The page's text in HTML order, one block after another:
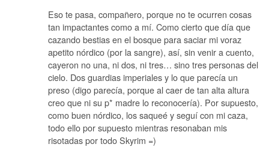
Eso te pasa, compañero, porque no te ocurren cosas
tan impactantes como a mí. Como cierto que día que
cazando bestias en el bosque para saciar mi voraz
apetito nórdico (por la sangre), así, sin venir a cuento,
cayeron no una, ni dos, ni tres… sino tres personas del
cielo. Dos guardias imperiales y lo que parecía un
preso (digo parecía, porque al caer de tan alta altura
creo que ni su p* madre lo reconocería). Por supuesto,
como buen nórdico, los saqueé y seguí con mi caza,
todo ello por supuesto mientras resonaban mis
risotadas por todo Skyrim =)